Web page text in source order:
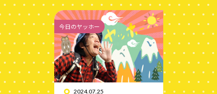
今日のヤッホー
2024.07.25